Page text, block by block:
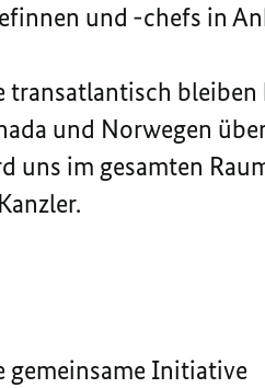
und -chefs in
transatlantisch bleiben
und Norwegen
uns im gesamten
gemeinsame Initiative